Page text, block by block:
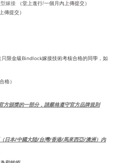
嫁接 （堂上進行/一個月內上傳提交）
提交）
（只限金級Bindlock嫁接技術考核合格的同學，如
格）
頒獎的一部分，請嚴格遵守官方品牌規則
日本/中國大陸/台灣/香港/馬來西亞/澳洲）內